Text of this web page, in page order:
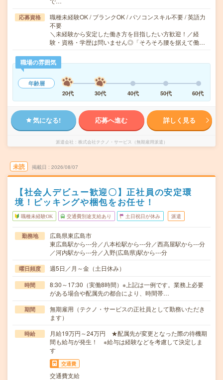
応募資格
職種未経験OK / ブランクOK / パソコンスキル不要 / 英語力
不要
＼未経験から安定した働き方を目指したい方歓迎！／経
験・資格・学歴は問いません◎「そろそろ腰を据えて働…
職場の雰囲気
年齢層
20代
30代 40代 50代 60代
気になる! 応募へ進む 詳しく見る
派遣会社 株式会社テクノ・サービス（無期雇用派遣）
未読 掲載日 2026/08/07
【社会人デビュー歓迎〇】正社員の安定環
境！ピッキングや梱包をお任せ！
職種未経験OK 交通費別途支給あり 土日祝日が休み 派遣
勤務地
広島県東広島市
東広島駅から---分／八本松駅から---分／西高屋駅から---分
／河内駅から---分／入野(広島県)駅から---分
曜日頻度 週5日／月～金（土日休み）
時間
8:30～17:30（実働8時間）※上記は一例です。業務上必要
がある場合や配属先の都合により、時間帯…
期間
無期雇用（テクノ・サービスの正社員として勤務いただき
ます）
時給
月給19万円～24万円 ★配属先が変更となった際の待機期
間も給与が発生！ ※給与は経験などを考慮して決定しま
す
交通費
交通費支給